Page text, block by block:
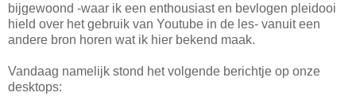
bijgewoond -waar ik een enthousiast en bevlogen pleidooi
hield over het gebruik van Youtube in de les- vanuit een
andere bron horen wat ik hier bekend maak.
Vandaag namelijk stond het volgende berichtje op onze
desktops: